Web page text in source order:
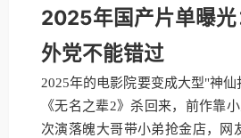
2025年国产片单曝
外党不能错过
2025年的电影院要变成大型"神
《无名之辈2》杀回来，前作靠
次演落魄大哥带小弟抢金店，网